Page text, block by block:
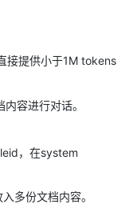
接提供小于1M tokens
容进行对话。
，在system
多份文档内容。